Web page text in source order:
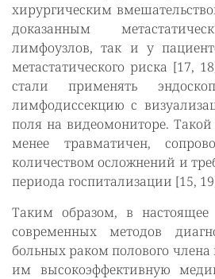
хирургическим
доказанным
лимфоузлов, так и у
метастатического риска [17,
стали применять
лимфодиссекцию с
поля на видеомониторе.
менее травматичен,
количеством осложнений и
периода госпитализации [15,
Таким образом, в
современных методов
больных раком полового члена
им высокоэффективную